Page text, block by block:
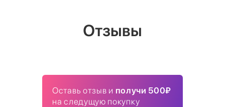
Отзывы
Оставь отзыв и получи 500₽
на следущую покупку